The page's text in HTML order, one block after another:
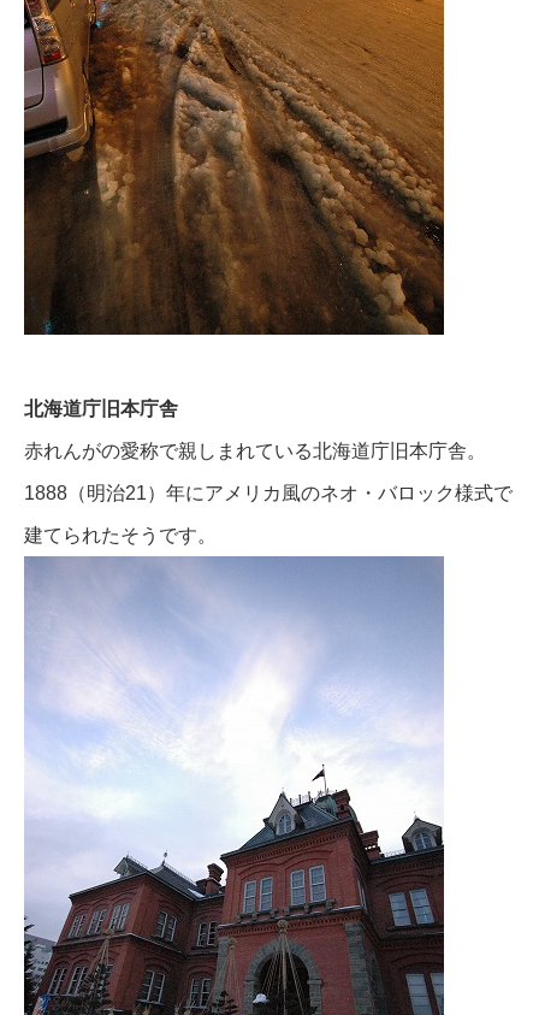
北海道庁旧本庁舎
赤れんがの愛称で親しまれている北海道庁旧本庁舎。
1888（明治21）年にアメリカ風のネオ・バロック様式で
建てられたそうです。